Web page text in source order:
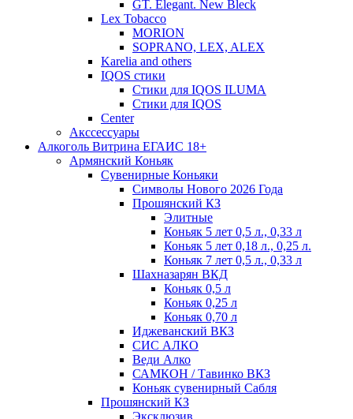
GT. Elegant. New Bleck
Lex Tobacco
MORION
SOPRANO, LEX, ALEX
Karelia and others
IQOS стики
Стики для IQOS ILUMA
Стики для IQOS
Сenter
Акссессуары
Алкоголь Витрина ЕГАИС 18+
Армянский Коньяк
Сувенирные Коньяки
Символы Нового 2026 Года
Прошянский КЗ
Элитные
Коньяк 5 лет 0,5 л., 0,33 л
Коньяк 5 лет 0,18 л., 0,25 л.
Коньяк 7 лет 0,5 л., 0,33 л
Шахназарян ВКД
Коньяк 0,5 л
Коньяк 0,25 л
Коньяк 0,70 л
Иджеванский ВКЗ
СИС АЛКО
Веди Алко
САМКОН / Тавинко ВКЗ
Коньяк сувенирный Сабля
Прошянский КЗ
Эксклюзив